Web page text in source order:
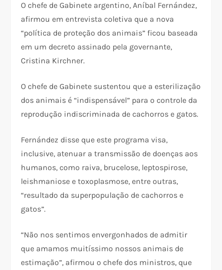
O chefe de Gabinete argentino, Aníbal Fernández,
afirmou em entrevista coletiva que a nova
“política de proteção dos animais” ficou baseada
em um decreto assinado pela governante,
Cristina Kirchner.
O chefe de Gabinete sustentou que a esterilização
dos animais é “indispensável” para o controle da
reprodução indiscriminada de cachorros e gatos.
Fernández disse que este programa visa,
inclusive, atenuar a transmissão de doenças aos
humanos, como raiva, brucelose, leptospirose,
leishmaniose e toxoplasmose, entre outras,
“resultado da superpopulação de cachorros e
gatos”.
“Não nos sentimos envergonhados de admitir
que amamos muitíssimo nossos animais de
estimação”, afirmou o chefe dos ministros, que